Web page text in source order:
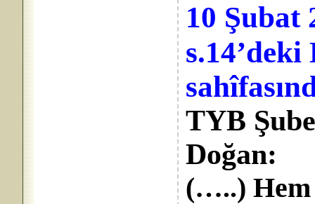
10
TYB
Doğan:
(…..) Hem